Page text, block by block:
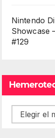
Nintendo
Showcase
#129